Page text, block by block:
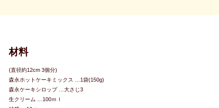
材料
(直径約12cm 3個分)
森永ホットケーキミックス …1袋(150g)
森永ケーキシロップ …大さじ3
生クリーム …100ｍｌ